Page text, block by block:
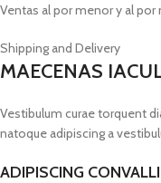
Ventas al por menor y al por
Shipping and Delivery
MAECENAS
Vestibulum curae torquent
natoque adipiscing a
ADIPISCING